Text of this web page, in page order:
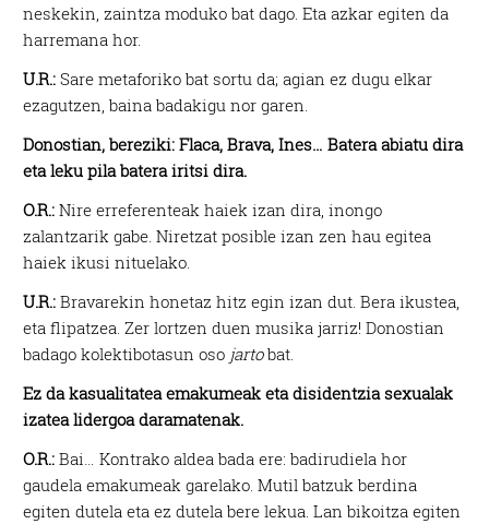
neskekin, zaintza moduko bat dago. Eta azkar egiten da
harremana hor.
U.R.: Sare metaforiko bat sortu da; agian ez dugu elkar
ezagutzen, baina badakigu nor garen.
Donostian, bereziki: Flaca, Brava, Ines… Batera abiatu dira
eta leku pila batera iritsi dira.
O.R.: Nire erreferenteak haiek izan dira, inongo
zalantzarik gabe. Niretzat posible izan zen hau egitea
haiek ikusi nituelako.
U.R.: Bravarekin honetaz hitz egin izan dut. Bera ikustea,
eta flipatzea. Zer lortzen duen musika jarriz! Donostian
badago kolektibotasun oso jartobat.
Ez da kasualitatea emakumeak eta disidentzia sexualak
izatea lidergoa daramatenak.
O.R.: Bai… Kontrako aldea bada ere: badirudiela hor
gaudela emakumeak garelako. Mutil batzuk berdina
egiten dutela eta ez dutela bere lekua. Lan bikoitza egiten